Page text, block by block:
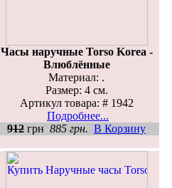
Часы наручные Torso Korea -
Влюблённые
Материал: .
Размер: 4 см.
Артикул товара: # 1942
Подробнее...
912 грн 885 грн. В Корзину